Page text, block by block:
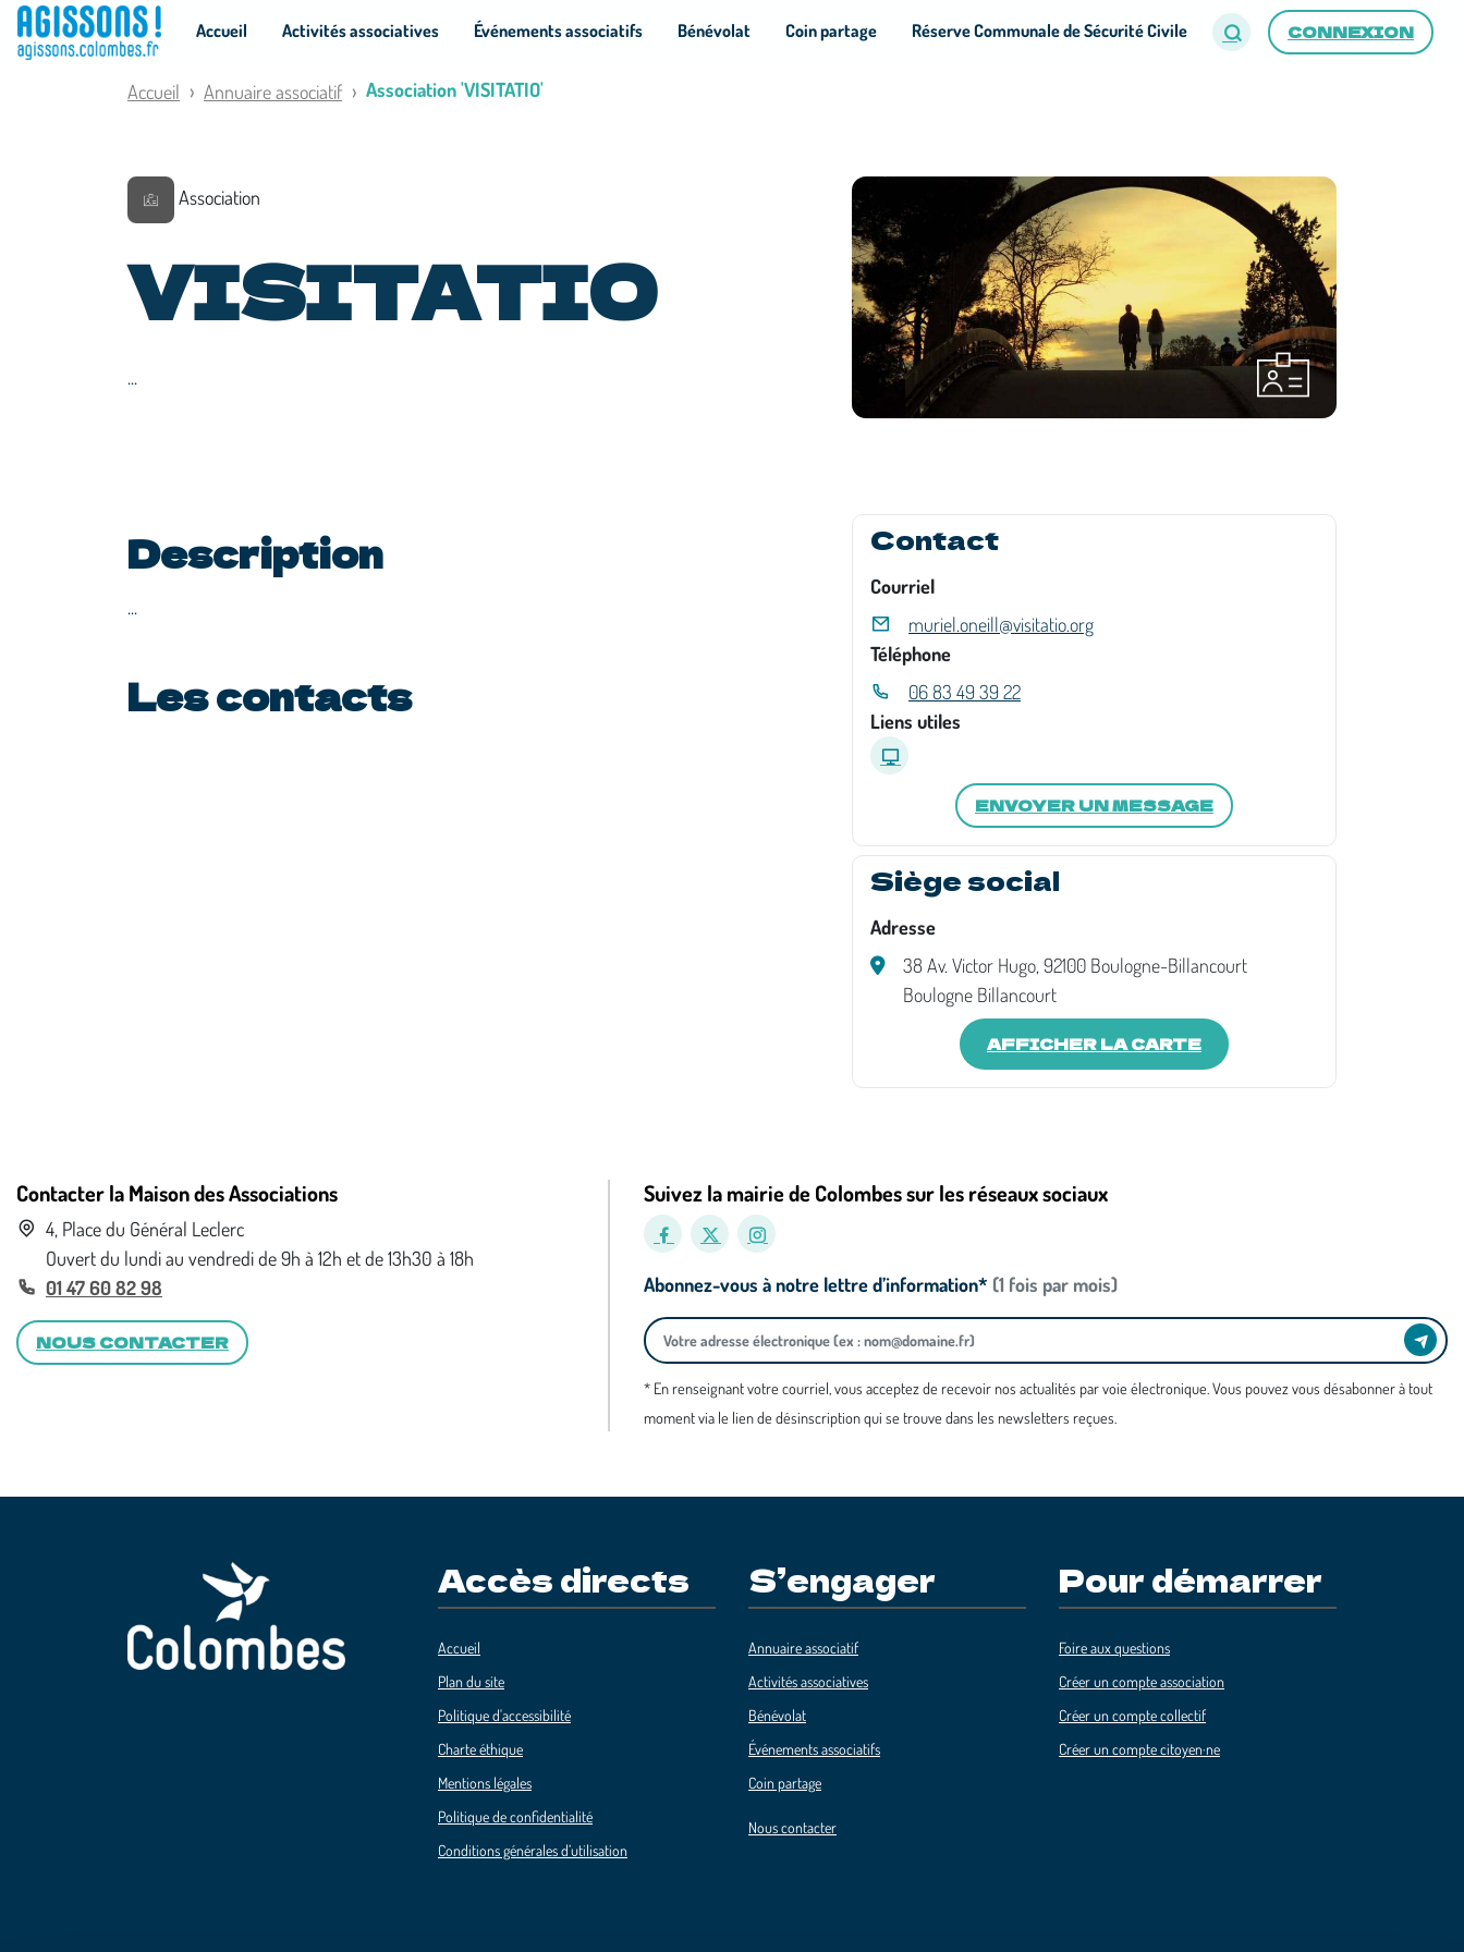
CONNEXION
Accueil Activités associatives Événements associatifs Bénévolat Coin partage Réserve Communale de Sécurité Civile
Accueil Annuaire associatif Association 'VISITATIO'
Association
VISITATIO
...
Description
...
Les contacts
Contact
Courriel
muriel.oneill@visitatio.org
Téléphone
06 83 49 39 22
Liens utiles
ENVOYER UN MESSAGE
Siège social
Adresse
38 Av. Victor Hugo, 92100 Boulogne-Billancourt
Boulogne Billancourt
AFFICHER LA CARTE
Contacter la Maison des Associations
4, Place du Général Leclerc
Ouvert du lundi au vendredi de 9h à 12h et de 13h30 à 18h
01 47 60 82 98
NOUS CONTACTER
Suivez la mairie de Colombes sur les réseaux sociaux
Abonnez-vous à notre lettre d’information* (1 fois par mois)
* En renseignant votre courriel, vous acceptez de recevoir nos actualités par voie électronique. Vous pouvez vous désabonner à tout
moment via le lien de désinscription qui se trouve dans les newsletters reçues.
Accès directs
Accueil
Plan du site
Politique d'accessibilité
Charte éthique
Mentions légales
Politique de confidentialité
Conditions générales d’utilisation
S’engager
Annuaire associatif
Activités associatives
Bénévolat
Événements associatifs
Coin partage
Nous contacter
Pour démarrer
Foire aux questions
Créer un compte association
Créer un compte collectif
Créer un compte citoyen·ne
Panneau de gestion des cookies